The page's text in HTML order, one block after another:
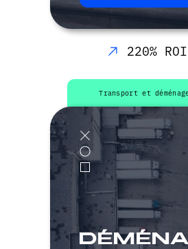
220% ROI
Transport et